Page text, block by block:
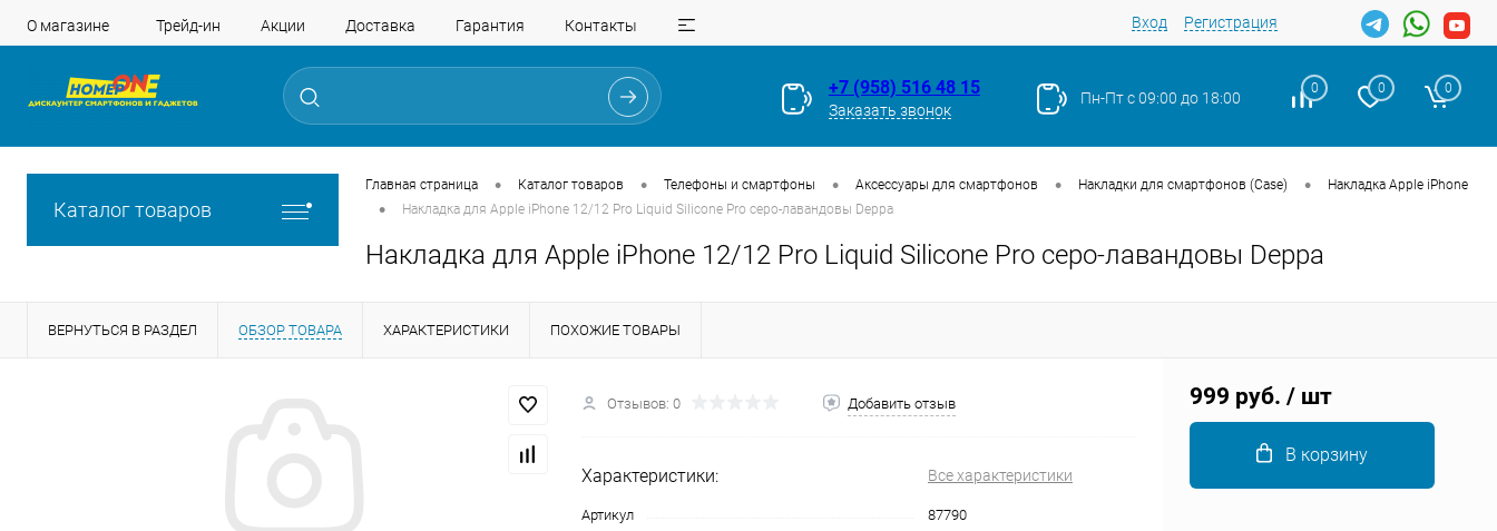
О магазине Трейд-ин Акции Доставка Гарантия Контакты Вход Регистрация
+7 (958) 516 48 15
Заказать звонок
Пн-Пт с 09:00 до 18:00
0 0 0
Каталог товаров
Главная страница • Каталог товаров • Телефоны и смартфоны • Аксессуары для смартфонов • Накладки для смартфонов (Case) • Накладка Apple iPhone
• Накладка для Apple iPhone 12/12 Pro Liquid Silicone Pro серо-лавандовы Deppa
Накладка для Apple iPhone 12/12 Pro Liquid Silicone Pro серо-лавандовы Deppa
ВЕРНУТЬСЯ В РАЗДЕЛ ОБЗОР ТОВАРА ХАРАКТЕРИСТИКИ ПОХОЖИЕ ТОВАРЫ
Отзывов: 0 Добавить отзыв
Характеристики: Все характеристики
Артикул
87790
999 руб. / шт
В корзину
Разбейте
на частибез переплат